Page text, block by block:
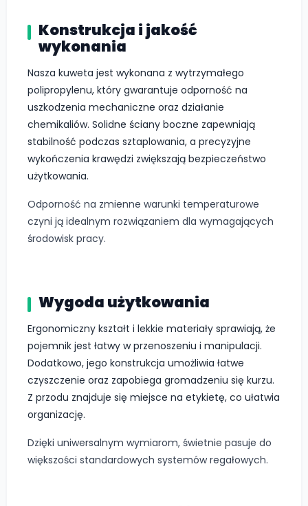
Konstrukcja i jakość
wykonania
Nasza kuweta jest wykonana z wytrzymałego
polipropylenu, który gwarantuje odporność na
uszkodzenia mechaniczne oraz działanie
chemikaliów. Solidne ściany boczne zapewniają
stabilność podczas sztaplowania, a precyzyjne
wykończenia krawędzi zwiększają bezpieczeństwo
użytkowania.
Odporność na zmienne warunki temperaturowe
czyni ją idealnym rozwiązaniem dla wymagających
środowisk pracy.
Wygoda użytkowania
Ergonomiczny kształt i lekkie materiały sprawiają, że
pojemnik jest łatwy w przenoszeniu i manipulacji.
Dodatkowo, jego konstrukcja umożliwia łatwe
czyszczenie oraz zapobiega gromadzeniu się kurzu.
Z przodu znajduje się miejsce na etykietę, co ułatwia
organizację.
Dzięki uniwersalnym wymiarom, świetnie pasuje do
większości standardowych systemów regałowych.